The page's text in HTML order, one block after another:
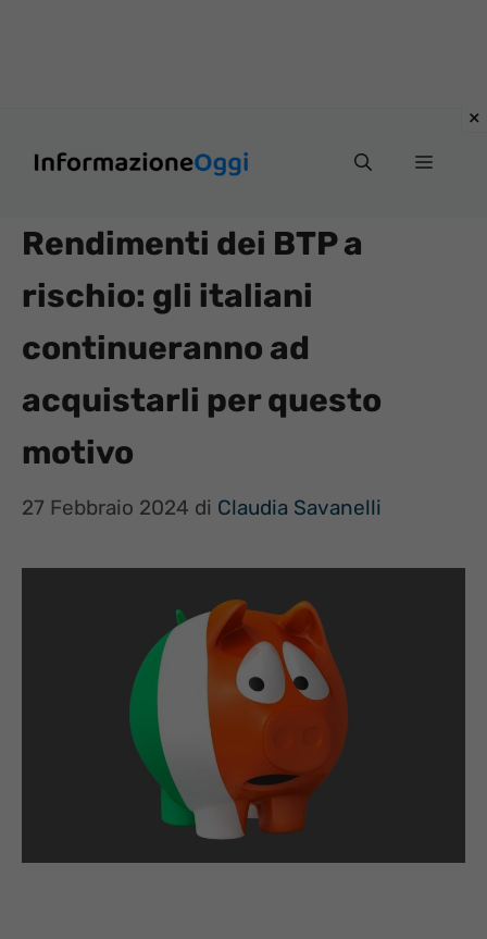
Menu
Rendimenti dei BTP a
rischio: gli italiani
continueranno ad
acquistarli per questo
motivo
27 Febbraio 2024 di Claudia Savanelli